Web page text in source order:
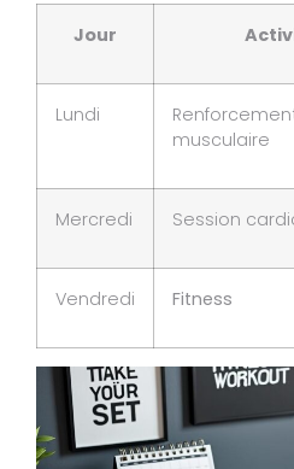
Jour
Lundi
musculaire
Mercredi Session
Vendredi Fitness